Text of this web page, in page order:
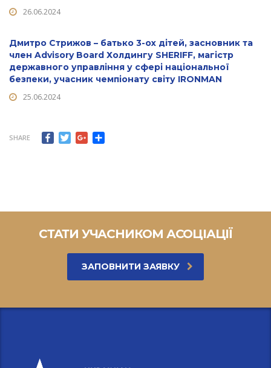
26.06.2024
Дмитро Стрижов – батько 3-ох дітей, засновник та
член Advisory Board Холдингу SHERIFF, магістр
державного управління у сфері національної
безпеки, учасник чемпіонату світу IRONMAN
25.06.2024
SHARE Facebook
TwitterGoogle+
СТАТИ УЧАСНИКОМ АСОЦІАЦІЇ
ЗАПОВНИТИ ЗАЯВКУ